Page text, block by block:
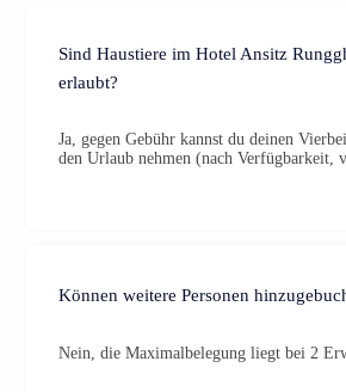
Sind Haustiere im Hotel Ansitz
erlaubt?
Ja, gegen Gebühr kannst du deinen
den Urlaub nehmen (nach Verfügbarkeit,
Können weitere Personen
Nein, die Maximalbelegung liegt bei 2